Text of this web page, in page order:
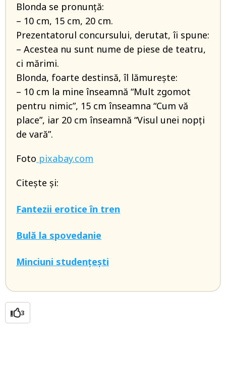
Blonda se pronunţă:
– 10 cm, 15 cm, 20 cm.
Prezentatorul concursului, derutat, îi spune:
– Acestea nu sunt nume de piese de teatru,
ci mărimi.
Blonda, foarte destinsă, îl lămureşte:
– 10 cm la mine înseamnă “Mult zgomot
pentru nimic”, 15 cm înseamna “Cum vă
place”, iar 20 cm înseamnă “Visul unei nopţi
de vară”.
Foto pixabay.com
Citește și:
Fantezii erotice în tren
Bulă la spovedanie
Minciuni studențești
3